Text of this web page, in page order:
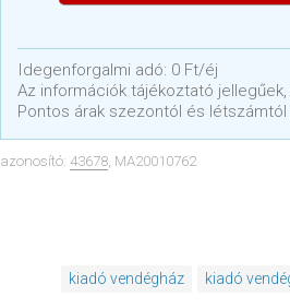
Idegenforgalmi adó: 0 Ft/éj
Az információk tájékoztató
Pontos árak szezontól és
azonosító: 43678, MA20010762
kiadó vendégház kiadó